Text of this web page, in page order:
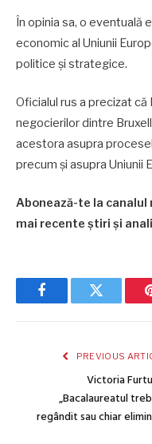
În opinia sa, o eventuală
economic al Uniunii
politice și strategice.
Oficialul rus a precizat
negocierilor dintre
acestora asupra
precum și asupra Uniunii
Abonează-te la canalul
mai recente știri și
FacebookTwitter
PREVIOUS
Victoria
„Bacalaureatul
regândit sau chiar